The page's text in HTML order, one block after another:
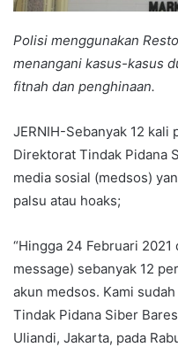
Polisi menggunakan
menangani kasus-kasus
fitnah dan penghinaan.
JERNIH-Sebanyak 12
Direktorat Tindak Pidana
media sosial (medsos)
palsu atau hoaks;
“Hingga 24 Februari
message) sebanyak 12
akun medsos. Kami
Tindak Pidana Siber
Uliandi, Jakarta, pada